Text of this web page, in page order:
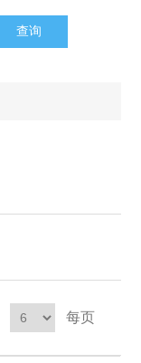
每页